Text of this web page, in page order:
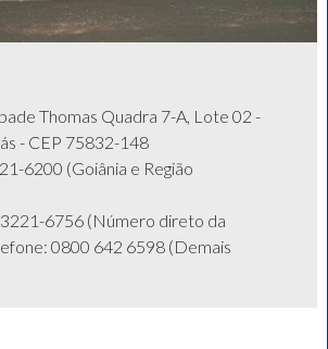
Thomas Quadra 7-A, Lote 02 -
- CEP 75832-148
6200 (Goiânia e Região
3221-6756 (Número direto da
0800 642 6598 (Demais